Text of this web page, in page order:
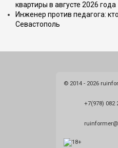
квартиры в августе 2026 года
Инженер против педагога:
Севастополь
© 2014 - 2026
+7(978) 082